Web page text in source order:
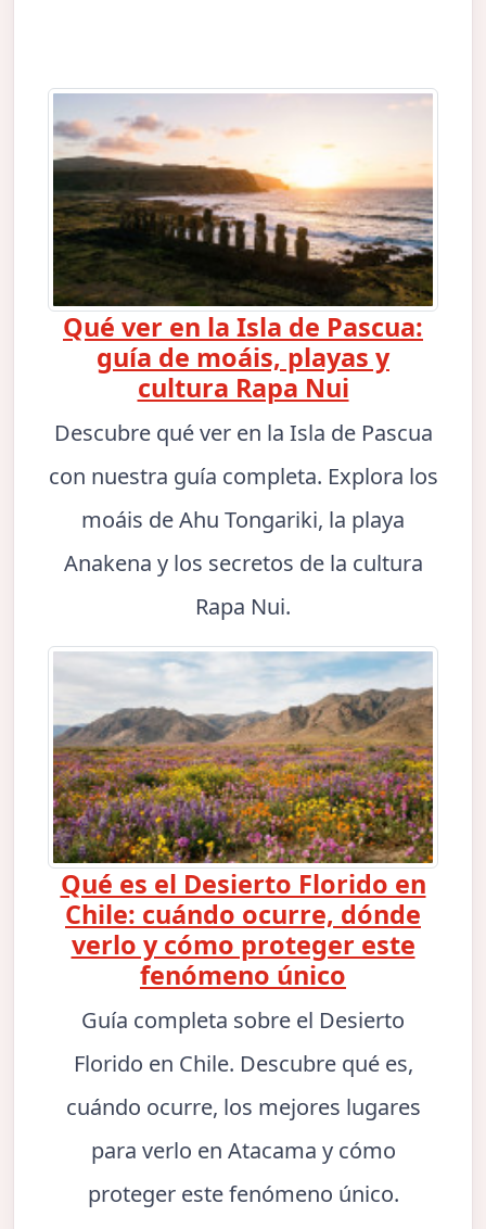
Qué ver en la Isla de Pascua:
guía de moáis, playas y
cultura Rapa Nui
Descubre qué ver en la Isla de Pascua
con nuestra guía completa. Explora los
moáis de Ahu Tongariki, la playa
Anakena y los secretos de la cultura
Rapa Nui.
Qué es el Desierto Florido en
Chile: cuándo ocurre, dónde
verlo y cómo proteger este
fenómeno único
Guía completa sobre el Desierto
Florido en Chile. Descubre qué es,
cuándo ocurre, los mejores lugares
para verlo en Atacama y cómo
proteger este fenómeno único.